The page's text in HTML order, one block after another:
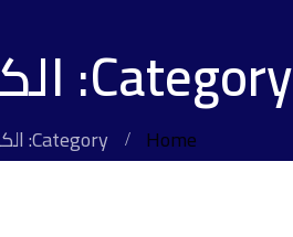
Category: الكليات
Home Category: الكليات